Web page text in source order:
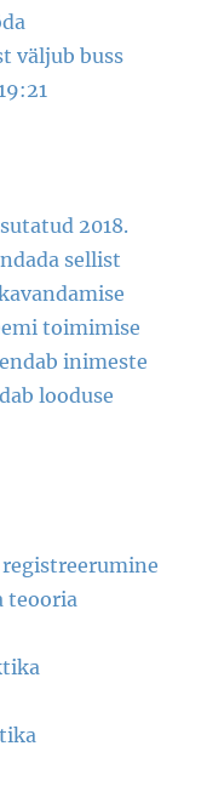
väljub buss
2018.
sellist
toimimise
inimeste
looduse
teooria